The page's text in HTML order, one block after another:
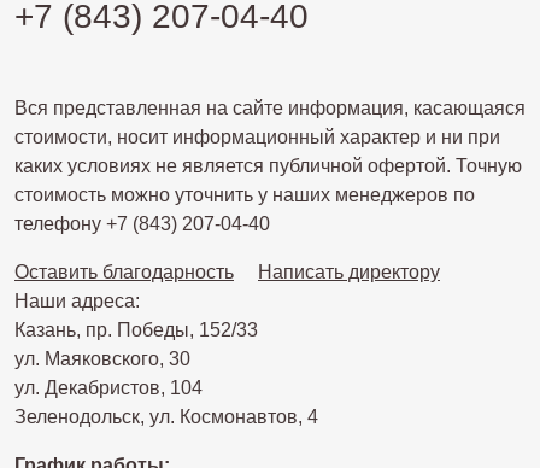
+7 (843) 207-04-40
Вся представленная на сайте информация, касающаяся
стоимости, носит информационный характер и ни при
каких условиях не является публичной офертой. Точную
стоимость можно уточнить у наших менеджеров по
телефону +7 (843) 207-04-40
Оставить благодарность
Написать директору
Наши адреса:
Казань, пр. Победы, 152/33
ул. Маяковского, 30
ул. Декабристов, 104
Зеленодольск, ул. Космонавтов, 4